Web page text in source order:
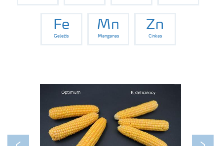
Fe
Geležis
Mn
Manganas
Zn
Cinkas